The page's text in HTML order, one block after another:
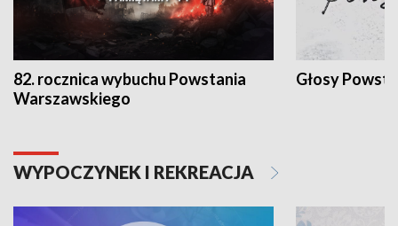
82. rocznica wybuchu Powstania
Warszawskiego
Głosy
WYPOCZYNEK I REKREACJA